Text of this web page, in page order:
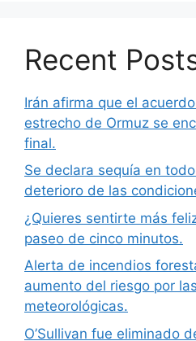
Recent
Irán afirma que el
estrecho de Ormuz se
final.
Se declara sequía en
deterioro de las
¿Quieres sentirte más
paseo de cinco minutos.
Alerta de incendios
aumento del riesgo por
meteorológicas.
O’Sullivan fue eliminado